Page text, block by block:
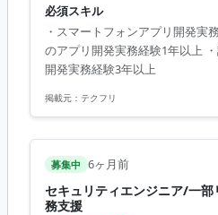
からの要求事項から各種機能の
開発全般 ・エンジニア視点での
の設計、開発 ・toC／toBのバ
し最適な開発プロセスの実行 な
Android, iOS - HTML, CSS,
必須スキル
・スマートフォンアプリ開発実
のアプリ開発実務経験1年以上
開発実務経験3年以上
掲載元： テクフリ
募集中 6ヶ月前
セキュリティエンジニア/一
務支援